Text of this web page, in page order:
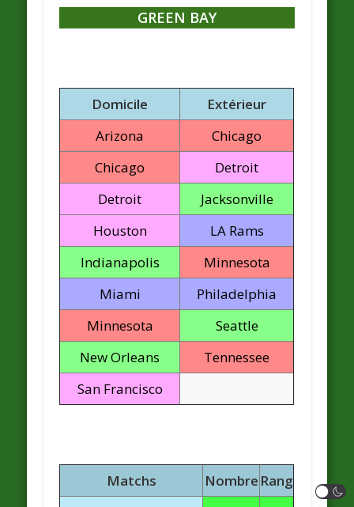
GREEN BAY
Domicile
Extérieur
Arizona
Chicago
Chicago
Detroit
Detroit
Jacksonville
Houston
LA Rams
Indianapolis
Minnesota
Miami
Philadelphia
Minnesota
Seattle
New Orleans
Tennessee
San Francisco
Matchs Nombre Rang